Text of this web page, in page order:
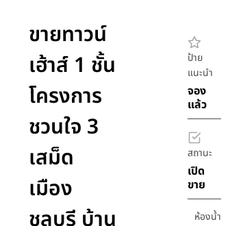
ขายทาวน์
เฮ้าส์ 1 ชั้น
โครงการ
ชวนใจ 3
เสม็ด
เมือง
ป้าย
แนะนำ
จอง
แล้ว
สถานะ
เปิด
ขาย
ห้องน้ำ